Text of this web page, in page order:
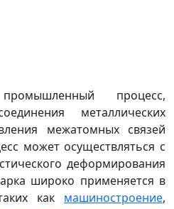
процесс,
металлических
межатомных связей
может осуществляться с
деформирования
широко применяется в
как машиностроение,